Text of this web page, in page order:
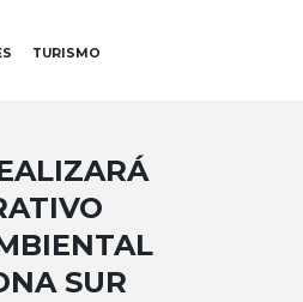
TURISMO
SUR